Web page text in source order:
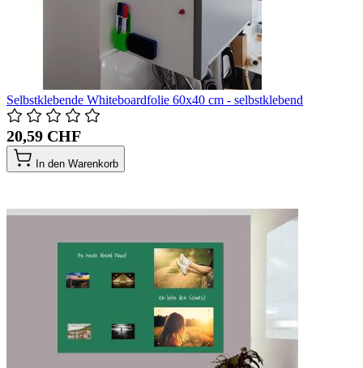
Selbstklebende Whiteboardfolie 60x40 cm - selbstklebend
20,59 CHF
In den Warenkorb